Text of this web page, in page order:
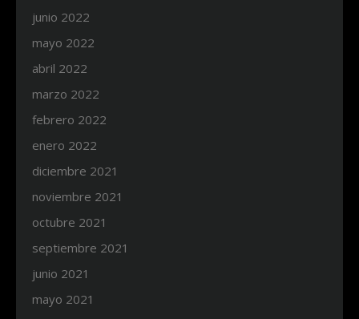
junio 2022
mayo 2022
abril 2022
marzo 2022
febrero 2022
enero 2022
diciembre 2021
noviembre 2021
octubre 2021
septiembre 2021
junio 2021
mayo 2021